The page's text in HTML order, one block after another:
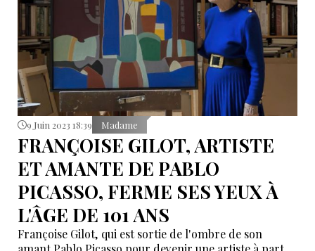
9 Juin 2023 18:39 Madame
FRANÇOISE GILOT, ARTISTE
ET AMANTE DE PABLO
PICASSO, FERME SES YEUX À
L'ÂGE DE 101 ANS
Françoise Gilot, qui est sortie de l'ombre de son